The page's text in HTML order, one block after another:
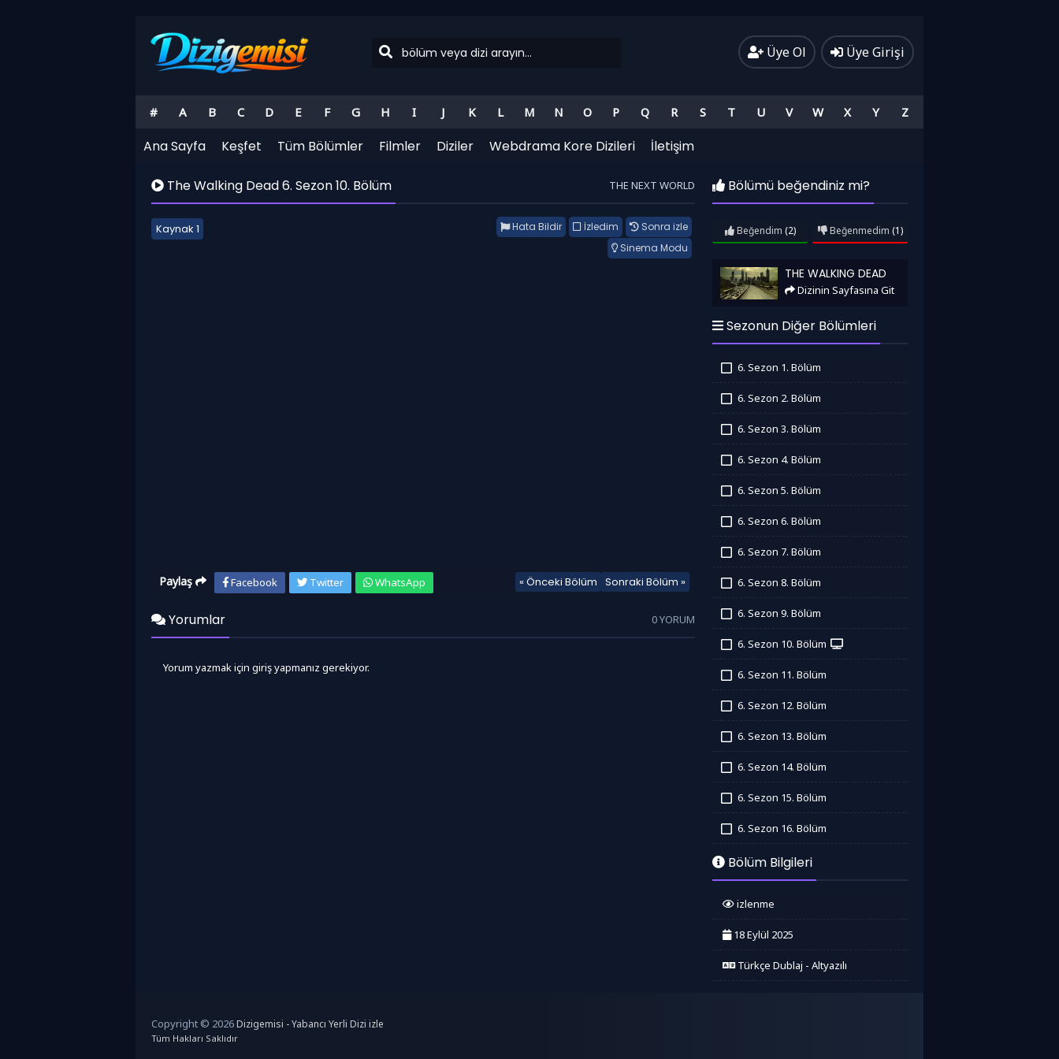
Üye Ol Üye Girişi
# A B C D E F G H I J K L M N O P Q R S T U V W X Y Z
Ana Sayfa Keşfet Tüm Bölümler Filmler Diziler Webdrama Kore Dizileri İletişim
The Walking Dead 6. Sezon 10. Bölüm THE NEXT WORLD
Kaynak 1 Sonra izle
İzledim
Hata Bildir
Sinema Modu
Paylaş Facebook Twitter WhatsApp « Önceki Bölüm Sonraki Bölüm »
Bölümü beğendiniz mi?
Beğendim (2) Beğenmedim (1)
The Walking DeadTHE WALKING DEAD
Dizinin Sayfasına Git
Sezonun Diğer Bölümleri
6. Sezon 1. Bölüm
6. Sezon 2. Bölüm
6. Sezon 3. Bölüm
6. Sezon 4. Bölüm
6. Sezon 5. Bölüm
6. Sezon 6. Bölüm
6. Sezon 7. Bölüm
6. Sezon 8. Bölüm
6. Sezon 9. Bölüm
6. Sezon 10. Bölüm
6. Sezon 11. Bölüm
6. Sezon 12. Bölüm
6. Sezon 13. Bölüm
6. Sezon 14. Bölüm
6. Sezon 15. Bölüm
6. Sezon 16. Bölüm
Bölüm Bilgileri
izlenme
18 Eylül 2025
Türkçe Dublaj - Altyazılı
Yorumlar 0 YORUM
Yorum yazmak için giriş yapmanız gerekiyor.
Copyright © 2026Dizigemisi - Yabancı Yerli Dizi izle
Tüm Hakları Saklıdır